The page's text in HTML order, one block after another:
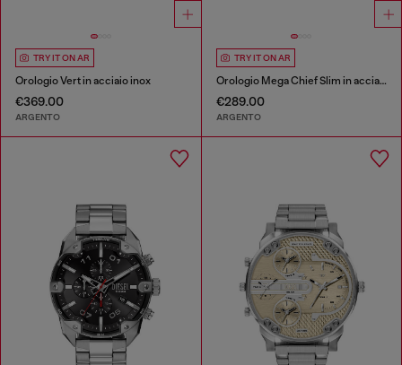
TRY IT ON AR
Orologio Vert in acciaio inox
€369.00
ARGENTO
TRY IT ON AR
Orologio Mega Chief Slim in acciaio inossidabile
€289.00
ARGENTO